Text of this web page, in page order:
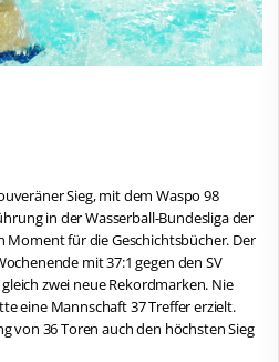
Sieg, mit dem Waspo 98
in der Wasserball-Bundesliga der
für die Geschichtsbücher. Der
mit 37:1 gegen den SV
zwei neue Rekordmarken. Nie
eine Mannschaft 37 Treffer erzielt.
von 36 Toren auch den höchsten Sieg